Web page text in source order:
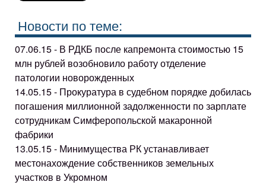
Новости по теме:
07.06.15 - В РДКБ после капремонта стоимостью 15
млн рублей возобновило работу отделение
патологии новорожденных
14.05.15 - Прокуратура в судебном порядке добилась
погашения миллионной задолженности по зарплате
сотрудникам Симферопольской макаронной
фабрики
13.05.15 - Минимущества РК устанавливает
местонахождение собственников земельных
участков в Укромном